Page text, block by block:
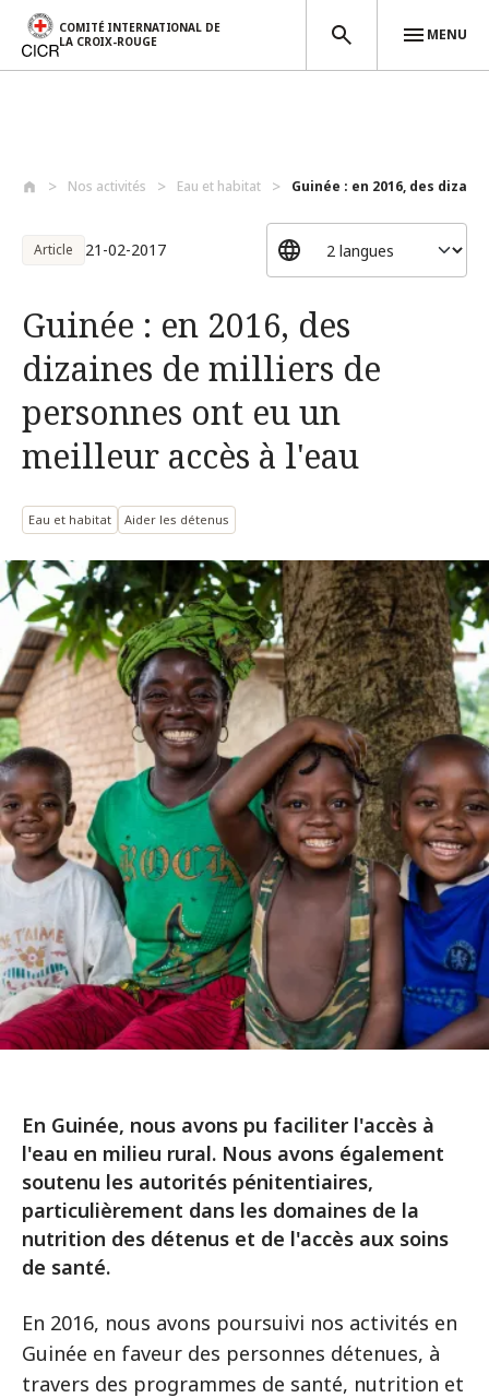
COMITÉ INTERNATIONAL DE
LA CROIX-ROUGE
MENU
Nos activités Eau et habitat Guinée : en 2016, des
Article 21-02-2017
Guinée : en 2016, des
dizaines de milliers de
personnes ont eu un
meilleur accès à l'eau
Eau et habitat Aider les détenus
En Guinée, nous avons pu faciliter l'accès à
l'eau en milieu rural. Nous avons également
soutenu les autorités pénitentiaires,
particulièrement dans les domaines de la
nutrition des détenus et de l'accès aux soins
de santé.
En 2016, nous avons poursuivi nos activités en
Guinée en faveur des personnes détenues, à
travers des programmes de santé, nutrition et